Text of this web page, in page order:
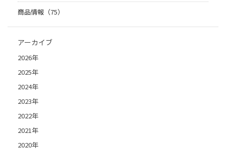
商品情報（75）
アーカイブ
2026年
2025年
2024年
2023年
2022年
2021年
2020年